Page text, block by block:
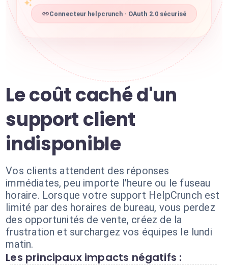
Connecteur helpcrunch · OAuth 2.0 sécurisé
Le coût caché d'un
support client
indisponible
Vos clients attendent des réponses
immédiates, peu importe l'heure ou le fuseau
horaire. Lorsque votre support HelpCrunch est
limité par des horaires de bureau, vous perdez
des opportunités de vente, créez de la
frustration et surchargez vos équipes le lundi
matin.
Les principaux impacts négatifs :